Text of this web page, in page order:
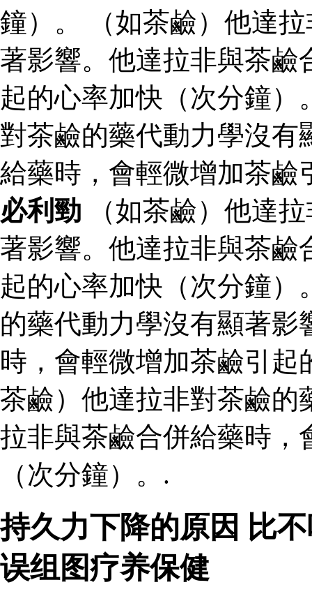
鐘）。 （如茶鹼）他達
著影響。他達拉非與茶鹼
起的心率加快（次分鐘）
對茶鹼的藥代動力學沒有
給藥時，會輕微增加茶鹼
必利勁 （如茶鹼）他達
著影響。他達拉非與茶鹼
起的心率加快（次分鐘
的藥代動力學沒有顯著
時，會輕微增加茶鹼引
茶鹼）他達拉非對茶鹼的
拉非與茶鹼合併給藥時，
（次分鐘）。.
持久力下降的原因 比
误组图疗养保健